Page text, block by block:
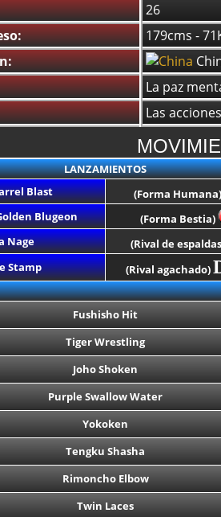
26
179cms -
La paz
Las
LANZAMIENTOS
Blast
(Forma Humana)
Blugeon
(Forma Bestia)
Nage
(Rival de
Stamp
(Rival agachado)
Fushisho Hit
Tiger Wrestling
Joho Shoken
Purple Swallow Water
Yokoken
Tengku Shasha
Rimoncho Elbow
Twin Laces